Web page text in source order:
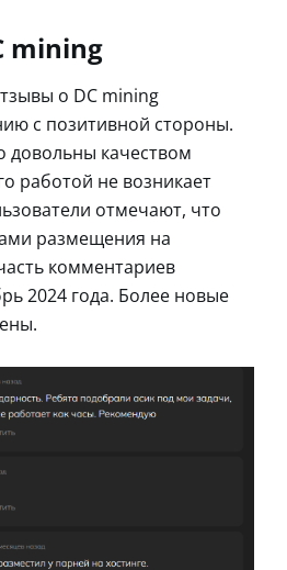
mining
о DC mining
с позитивной стороны.
качеством
работой не возникает
отмечают, что
размещения на
комментариев
2024 года. Более новые